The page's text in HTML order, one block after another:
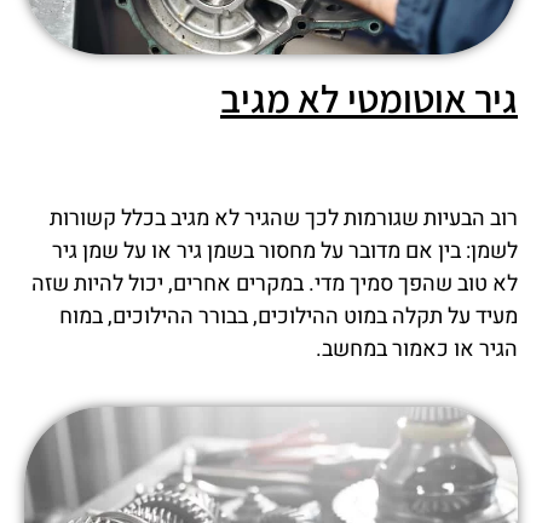
גיר אוטומטי לא מגיב
רוב הבעיות שגורמות לכך שהגיר לא מגיב בכלל קשורות
לשמן: בין אם מדובר על מחסור בשמן גיר או על שמן גיר
לא טוב שהפך סמיך מדי. במקרים אחרים, יכול להיות שזה
מעיד על תקלה במוט ההילוכים, בבורר ההילוכים, במוח
הגיר או כאמור במחשב.